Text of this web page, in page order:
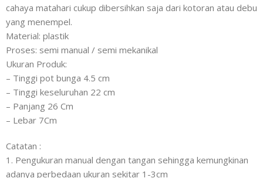
cahaya matahari cukup dibersihkan saja dari kotoran atau debu
yang menempel.
Material: plastik
Proses: semi manual / semi mekanikal
Ukuran Produk:
– Tinggi pot bunga 4.5 cm
– Tinggi keseluruhan 22 cm
– Panjang 26 Cm
– Lebar 7Cm
Catatan :
1. Pengukuran manual dengan tangan sehingga kemungkinan
adanya perbedaan ukuran sekitar 1-3cm